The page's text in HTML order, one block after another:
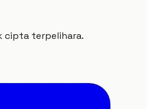
cipta terpelihara.